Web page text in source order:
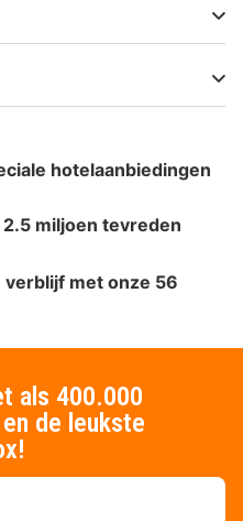
hotelaanbiedingen
miljoen tevreden
met onze 56
als 400.000
de leukste